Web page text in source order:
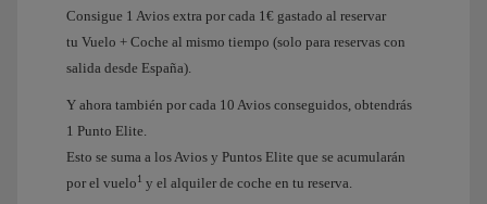
Consigue 1 Avios extra por cada 1€ gastado al reservar
tu Vuelo + Coche al mismo tiempo (solo para reservas con
salida desde España).
Y ahora también por cada 10 Avios conseguidos, obtendrás
1 Punto Elite.
Esto se suma a los Avios y Puntos Elite que se acumularán
por el vuelo1 y el alquiler de coche en tu reserva.